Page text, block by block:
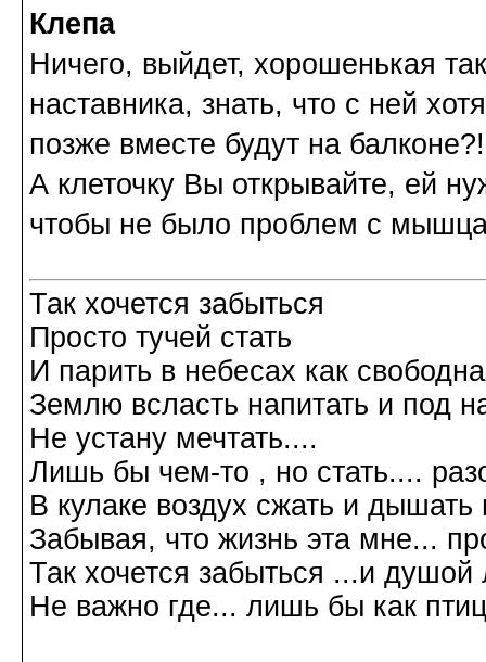
Клепа
Ничего, выйдет, хорошенькая
наставника, знать, что с ней
позже вместе будут на балконе?!
А клеточку Вы открывайте, ей
чтобы не было проблем с
Так хочется забыться
Просто тучей стать
И парить в небесах как
Землю всласть напитать и под
Не устану мечтать....
Лишь бы чем-то , но стать....
В кулаке воздух сжать и
Забывая, что жизнь эта мне...
Так хочется забыться ...и душой
Не важно где... лишь бы как